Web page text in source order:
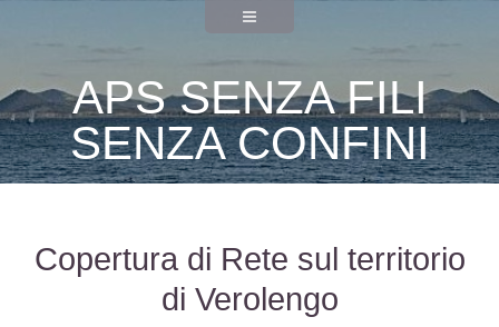
APS SENZA FILI
SENZA CONFINI
Copertura di Rete sul territorio
di Verolengo